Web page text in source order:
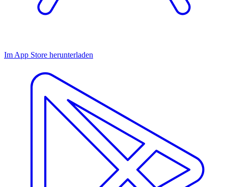
Im App Store herunterladen